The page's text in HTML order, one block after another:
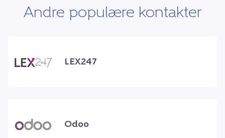
Andre populære kontakter
LEX247
Odoo